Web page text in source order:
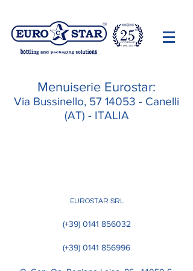
Menuiserie Eurostar:
Via Bussinello, 57 14053 - Canelli
(AT) - ITALIA
EUROSTAR SRL
(+39) 0141 856032
(+39) 0141 856996